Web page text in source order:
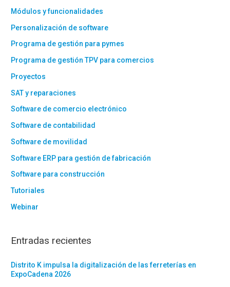
Módulos y funcionalidades
Personalización de software
Programa de gestión para pymes
Programa de gestión TPV para comercios
Proyectos
SAT y reparaciones
Software de comercio electrónico
Software de contabilidad
Software de movilidad
Software ERP para gestión de fabricación
Software para construcción
Tutoriales
Webinar
Entradas recientes
Distrito K impulsa la digitalización de las ferreterías en
ExpoCadena 2026